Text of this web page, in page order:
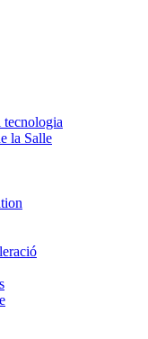
tecnologia
la Salle